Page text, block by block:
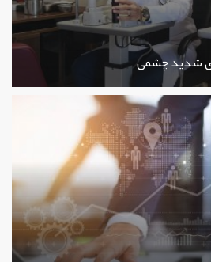
شدید چشمی